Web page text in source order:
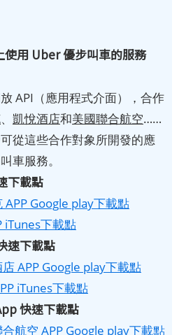
使用 Uber 優步叫車的服務
API（應用程式介面），合作
、 凱悅酒店和美國聯合航空……
從這些合作對象所開發的應
車服務。
下載點
APP Google play下載點
iTunes下載點
速下載點
APP Google play下載點
iTunes下載點
快速下載點
航空 APP Google play下載點